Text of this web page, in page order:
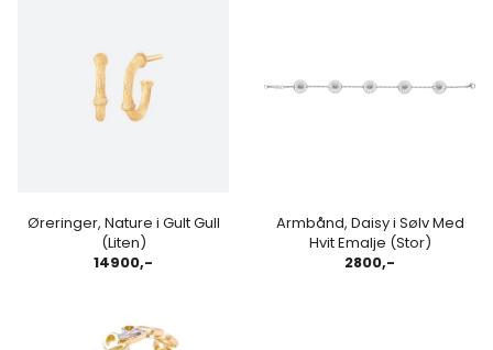
Øreringer, Nature i Gult Gull
(Liten)
14900,-
Armbånd, Daisy i Sølv Med
Hvit Emalje (Stor)
2800,-